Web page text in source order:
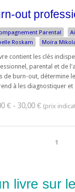
out
Parental
Roskam
Moïra
contient les clés
parental et de
de burn-out, détermine
à les diagnostiquer et
€ - 30,00 €
1
livre sur